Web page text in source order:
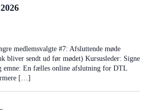
medlemsvalgte #7: Afsluttende møde
bliver sendt ud før mødet) Kursusleder: Signe
emne: En fælles online afslutning for DTL
[…]